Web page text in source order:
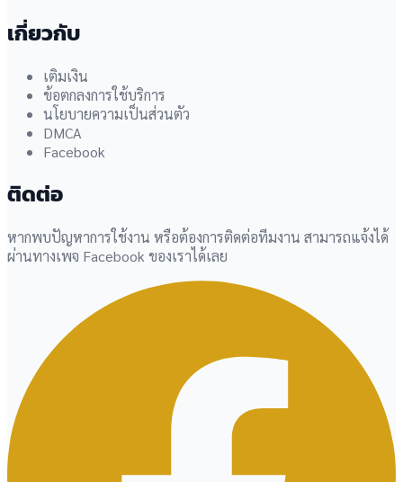
เกี่ยวกับ
เติมเงิน
ข้อตกลงการใช้บริการ
นโยบายความเป็นส่วนตัว
DMCA
Facebook
ติดต่อ
หากพบปัญหาการใช้งาน หรือต้องการติดต่อทีมงาน สามารถแจ้งได้
ผ่านทางเพจ Facebook ของเราได้เลย